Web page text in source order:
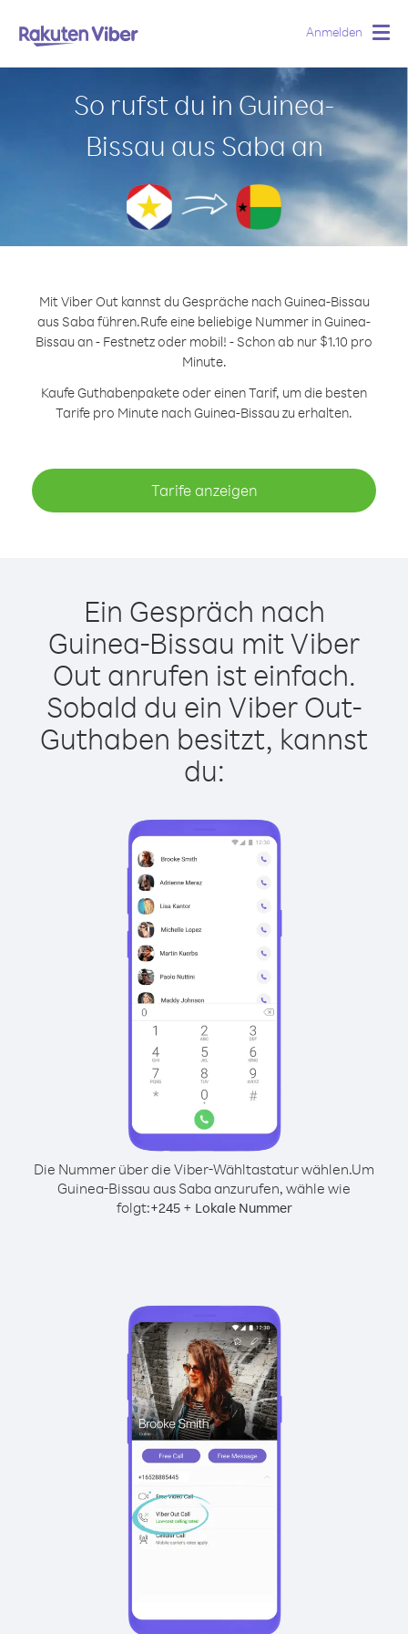
Anmelden
So rufst du in Guinea-
Bissau aus Saba an
Mit Viber Out kannst du Gespräche nach Guinea-Bissau
aus Saba führen.Rufe eine beliebige Nummer in Guinea-
Bissau an - Festnetz oder mobil! - Schon ab nur $1.10 pro
Minute.
Kaufe Guthabenpakete oder einen Tarif, um die besten
Tarife pro Minute nach Guinea-Bissau zu erhalten.
Tarife anzeigen
Ein Gespräch nach
Guinea-Bissau mit Viber
Out anrufen ist einfach.
Sobald du ein Viber Out-
Guthaben besitzt, kannst
du:
Die Nummer über die Viber-Wähltastatur wählen.Um
Guinea-Bissau aus Saba anzurufen, wähle wie
folgt:+245+ Lokale Nummer